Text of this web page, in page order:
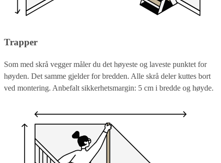
Trapper
Som med skrå vegger måler du det høyeste og laveste punktet for
høyden. Det samme gjelder for bredden. Alle skrå deler kuttes bort
ved montering. Anbefalt sikkerhetsmargin: 5 cm i bredde og høyde.